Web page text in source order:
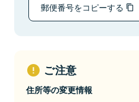
郵便番号をコピーする
ご注意
住所等の変更情報